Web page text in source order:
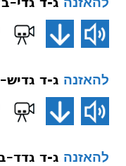
להאזנה ג-ד
להאזנה ג-ד